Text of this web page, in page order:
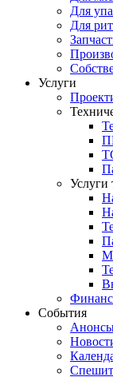
Для
Для
Услуги
Услуги
События